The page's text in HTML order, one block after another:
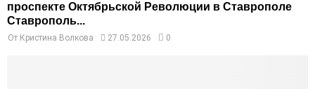
проспекте Октябрьской Революции в Ставрополе
Ставрополь...
От Кристина Волкова 27.05.2026 0